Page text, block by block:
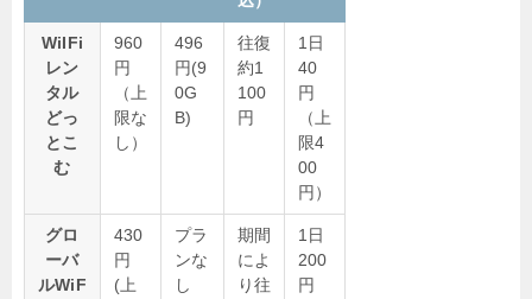
WiIFi
レン
タル
どっ
とこ
む
960
円
（上
限な
し）
496
円(9
0G
B)
往復
約1
100
円
1日
40
円
（上
限4
00
円）
グロ
ーバ
ルWiF
430
円
(上
プラ
ンな
し
期間
によ
り往
1日
200
円